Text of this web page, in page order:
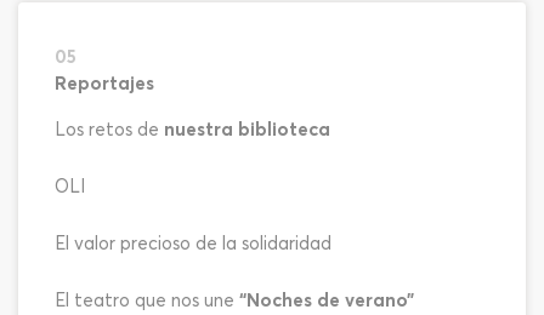
05
Reportajes
Los retos de nuestra biblioteca
OLI
El valor precioso de la solidaridad
El teatro que nos une “Noches de verano”